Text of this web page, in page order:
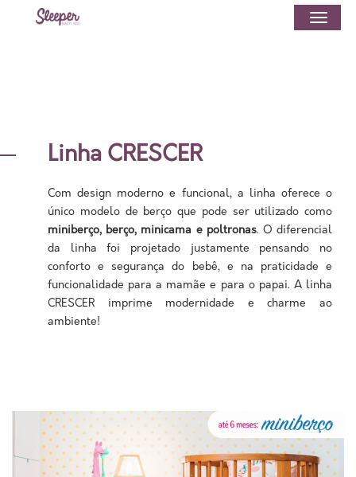
Linha CRESCER
Com design moderno e funcional, a linha oferece o
único modelo de berço que pode ser utilizado como
miniberço, berço, minicama e poltronas. O diferencial
da linha foi projetado justamente pensando no
conforto e segurança do bebê, e na praticidade e
funcionalidade para a mamãe e para o papai. A linha
CRESCER imprime modernidade e charme ao
ambiente!